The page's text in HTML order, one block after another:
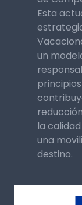
Esta
un
la
una
destino.